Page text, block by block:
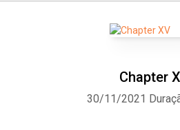
Chapter
30/11/2021